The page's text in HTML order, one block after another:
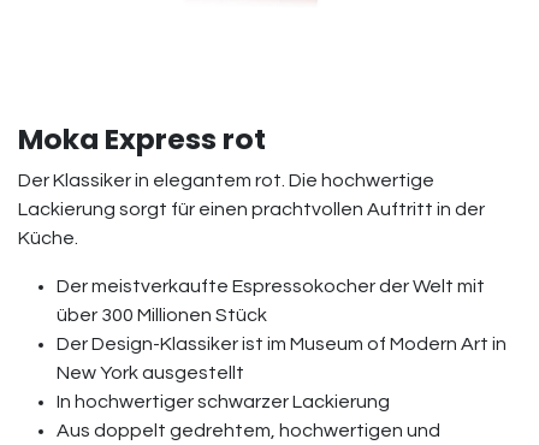
Moka Express rot
Der Klassiker in elegantem rot. Die hochwertige
Lackierung sorgt für einen prachtvollen Auftritt in der
Küche.
Der meistverkaufte Espressokocher der Welt mit
über 300 Millionen Stück
Der Design-Klassiker ist im Museum of Modern Art in
New York ausgestellt
In hochwertiger schwarzer Lackierung
Aus doppelt gedrehtem, hochwertigen und